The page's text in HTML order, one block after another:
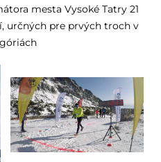
mesta Vysoké Tatry 21
určných pre prvých troch v